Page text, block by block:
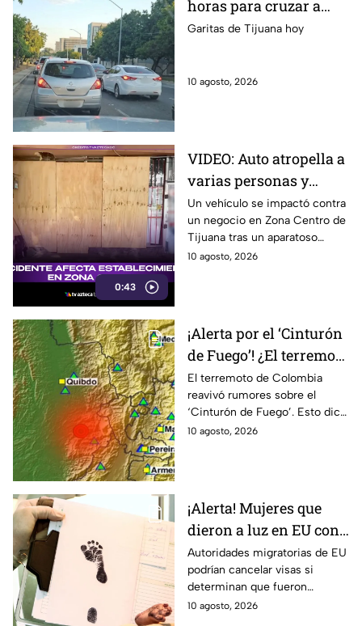
horas para cruzar a
Estados Unidos por las
Garitas de Tijuana hoy
10 agosto, 2026
0:43
VIDEO: Auto atropella a
varias personas y
termina contra un local
en Zona Centro,
Tijuana
Un vehículo se impactó contra
un negocio en Zona Centro de
Tijuana tras un aparatoso
accidente que dejó personas
10 agosto, 2026
¡Alerta por el ‘Cinturón
de Fuego’! ¿El terremoto
de 7.4 en Colombia
podría provocar un
sismo en México? ⚠️
El terremoto de Colombia
reavivó rumores sobre el
‘Cinturón de Fuego’. Esto dice
la ciencia sobre la posibilidad
10 agosto, 2026
¡Alerta! Mujeres que
dieron a luz en EU con
visa de turista podrían
perderla incluso 10
años después
Autoridades migratorias de EU
podrían cancelar visas si
determinan que fueron
utilizadas para ingresar al país
10 agosto, 2026